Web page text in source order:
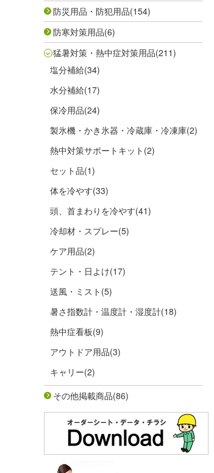
防災用品・防犯用品(154)
防寒対策用品(6)
猛暑対策・熱中症対策用品(211)
塩分補給(34)
水分補給(17)
保冷用品(24)
製氷機・かき氷器・冷蔵庫・冷凍庫(2)
熱中対策サポートキット (2)
セット品(1)
体を冷やす(33)
頭、首まわりを冷やす(41)
冷却材・スプレー(5)
ケア用品(2)
テント・日よけ(17)
送風・ミスト (5)
暑さ指数計・温度計・湿度計(18)
熱中症看板(9)
アウトドア用品(3)
キャリー(2)
その他掲載商品(86)